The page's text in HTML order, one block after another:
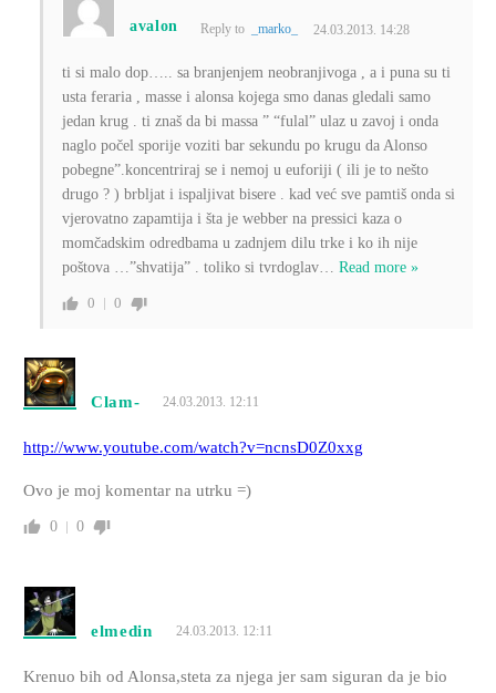
avalon Reply to _marko_ 24.03.2013. 14:28
ti si malo dop….. sa branjenjem neobranjivoga , a i puna su ti
usta feraria , masse i alonsa kojega smo danas gledali samo
jedan krug . ti znaš da bi massa ” “fulal” ulaz u zavoj i onda
naglo počel sporije voziti bar sekundu po krugu da Alonso
pobegne”.koncentriraj se i nemoj u euforiji ( ili je to nešto
drugo ? ) brbljat i ispaljivat bisere . kad već sve pamtiš onda si
vjerovatno zapamtija i šta je webber na pressici kaza o
momčadskim odredbama u zadnjem dilu trke i ko ih nije
poštova …”shvatija” . toliko si tvrdoglav… Read more »
0 0
Clam- 24.03.2013. 12:11
http://www.youtube.com/watch?v=ncnsD0Z0xxg
Ovo je moj komentar na utrku =)
0 0
elmedin 24.03.2013. 12:11
Krenuo bih od Alonsa,steta za njega jer sam siguran da je bio